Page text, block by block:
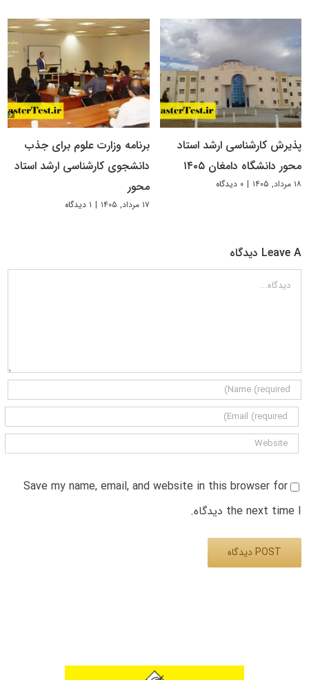
پذیرش کارشناسی ارشد استاد
محور دانشگاه دامغان ۱۴۰۵
۱۸ مرداد, ۱۴۰۵ | ۰ دیدگاه
برنامه وزارت علوم برای جذب
دانشجوی کارشناسی ارشد استاد
محور
۱۷ مرداد, ۱۴۰۵ | ۱ دیدگاه
Leave A دیدگاه
دیدگاه
Save my name, email, and website in this browser for
the next time I دیدگاه.